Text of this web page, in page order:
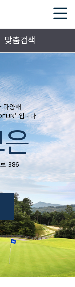
맞춤검색
다양해
입니다
386